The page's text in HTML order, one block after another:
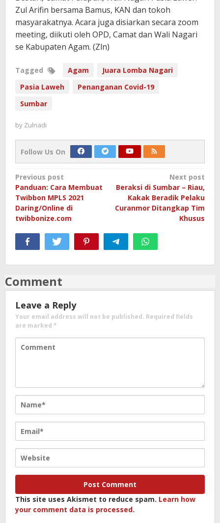
Zul Arifin bersama Bamus, KAN dan tokoh
masyarakatnya. Acara juga disiarkan secara zoom
meeting, diikuti oleh OPD, Camat dan Wali Nagari
se Kabupaten Agam. (Zln)
Tagged Agam
Juara Lomba Nagari
Pasia Laweh
Penanganan Covid-19
Sumbar
by Zulnadi
Follow Us On
Post
navigation
Previous post
Panduan: Cara Membuat
Twibbon MPLS 2021
Daring/Online di
twibbonize.com
Next post
Beraksi di Sumbar – Riau,
Kakak Beradik Pelaku
Curanmor Ditangkap Tim
Khusus
Comment
Leave a Reply
Your email address will not be published. Required fields
are marked *
This site uses Akismet to reduce spam. Learn how
your comment data is processed.